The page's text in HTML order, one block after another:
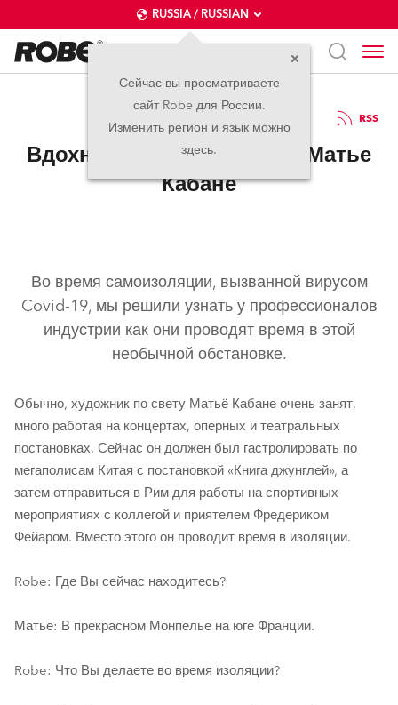
RUSSIA / RUSSIAN
Сейчас вы просматриваете
сайт Robe для России.
Изменить регион и язык можно
здесь.
30.07.2020 RSS
Вдохновение в изоляции: Матье
Кабане
Во время самоизоляции, вызванной вирусом
Covid-19, мы решили узнать у профессионалов
индустрии как они проводят время в этой
необычной обстановке.
Обычно, художник по свету Матьё Кабане очень занят,
много работая на концертах, оперных и театральных
постановках. Сейчас он должен был гастролировать по
мегаполисам Китая с постановкой «Книга джунглей», а
затем отправиться в Рим для работы на спортивных
мероприятиях с коллегой и приятелем Фредериком
Фейаром. Вместо этого он проводит время в изоляции.
Robe: Где Вы сейчас находитесь?
Матье: В прекрасном Монпелье на юге Франции.
Robe: Что Вы делаете во время изоляции?